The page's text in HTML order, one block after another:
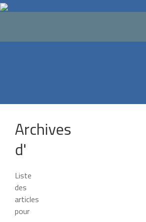
Vie
Bonnes
affaires
Archives
d'
Liste
des
articles
pour